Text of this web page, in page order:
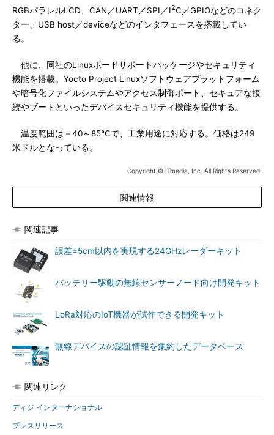
RGBパラレルLCD、CAN／UART／SPI／I2C／GPIOなどのコネク
ター、USB host／deviceなどのインタフェースを搭載してい
る。
他に、同社のLinuxボードサポートパッケージやセキュリティ
機能を搭載。Yocto Project Linuxソフトウェアプラットフォーム
や暗号化ファイルシステムやアクセス制御ポート、セキュアな接
続やブートといったデバイスセキュリティ機能を提供する。
温度範囲は－40～85℃で、工業用途に対応する。価格は249
米ドルとなっている。
Copyright © ITmedia, Inc. All Rights Reserved.
関連情報
関連記事
誤差±5cm以内を実現する24GHzレーダーキット
バッテリー駆動の無線センサーノード向け開発キット
LoRa対応のIoT機器が試作できる開発キット
無線デバイスの認証情報を集約したデータベース
関連リンク
ディジ インターナショナル
プレスリリース